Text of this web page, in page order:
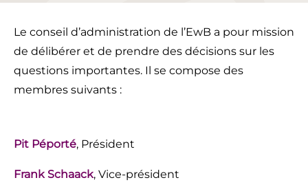
Le conseil d’administration de l’EwB a pour mission
de délibérer et de prendre des décisions sur les
questions importantes. Il se compose des
membres suivants :
Pit Péporté, Président
Frank Schaack, Vice-président